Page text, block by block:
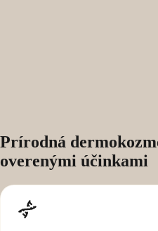
Prírodná
overenými účinkami